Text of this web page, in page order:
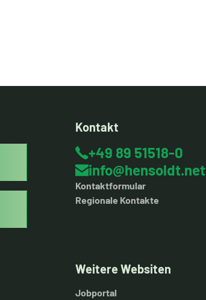
Kontakt
+49 89 51518-0
info@hensoldt.net
Kontaktformular
Regionale Kontakte
Weitere Websiten
Jobportal